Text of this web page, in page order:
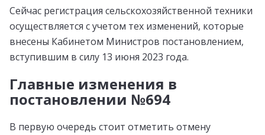
Сейчас регистрация сельскохозяйственной техники
осуществляется с учетом тех изменений, которые
внесены Кабинетом Министров постановлением,
вступившим в силу 13 июня 2023 года.
Главные изменения в
постановлении №694
В первую очередь стоит отметить отмену